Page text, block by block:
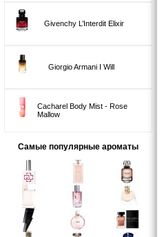
Givenchy L’Interdit Elixir
Giorgio Armani I Will
Cacharel Body Mist - Rose
Mallow
Самые популярные ароматы